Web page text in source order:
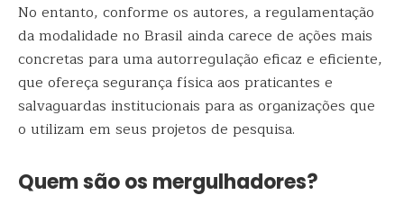
No entanto, conforme os autores, a regulamentação
da modalidade no Brasil ainda carece de ações mais
concretas para uma autorregulação eficaz e eficiente,
que ofereça segurança física aos praticantes e
salvaguardas institucionais para as organizações que
o utilizam em seus projetos de pesquisa.
Quem são os mergulhadores?